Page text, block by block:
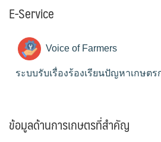
E-Service
Voice of Farmers
ระบบรับเรื่องร้องเรียนปัญหาเกษตร
ข้อมูลด้านการเกษตรที่สำคัญ